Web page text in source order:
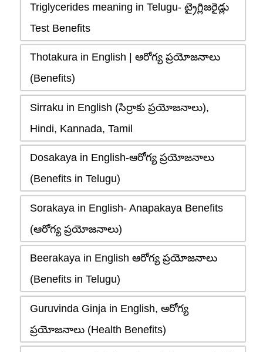
Triglycerides meaning in Telugu- ట్రైగ్లిజరైడ్లు
Test Benefits
Thotakura in English | ఆరోగ్య ప్రయోజనాలు
(Benefits)
Sirraku in English (సిర్రాకు ప్రయోజనాలు),
Hindi, Kannada, Tamil
Dosakaya in English-ఆరోగ్య ప్రయోజనాలు
(Benefits in Telugu)
Sorakaya in English- Anapakaya Benefits
(ఆరోగ్య ప్రయోజనాలు)
Beerakaya in English ఆరోగ్య ప్రయోజనాలు
(Benefits in Telugu)
Guruvinda Ginja in English, ఆరోగ్య
ప్రయోజనాలు (Health Benefits)